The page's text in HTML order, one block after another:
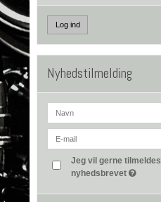
Log ind
Nyhedstilmelding
Jeg vil gerne tilmeldes
nyhedsbrevet